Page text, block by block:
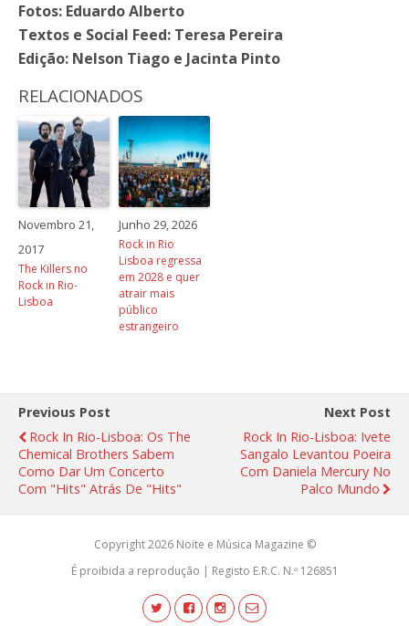
Fotos: Eduardo Alberto
Textos e Social Feed: Teresa Pereira
Edição: Nelson Tiago e Jacinta Pinto
RELACIONADOS
Novembro 21,
2017
The Killers no
Rock in Rio-
Lisboa
Junho 29, 2026
Rock in Rio
Lisboa regressa
em 2028 e quer
atrair mais
público
estrangeiro
Previous Post
Rock In Rio-Lisboa: Os The
Chemical Brothers Sabem
Como Dar Um Concerto
Com "hits" Atrás De "hits"
Next Post
Rock In Rio-Lisboa: Ivete
Sangalo Levantou Poeira
Com Daniela Mercury No
Palco Mundo
Copyright 2026 Noite e Música Magazine ©
É proibida a reprodução | Registo E.R.C. N.º 126851